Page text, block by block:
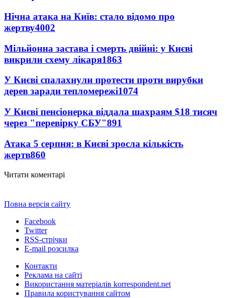
Нічна атака на Київ: стало відомо про
жертву4002
Мільйонна застава і смерть двійні: у Києві
викрили схему лікаря1863
У Києві спалахнули протести проти вирубки
дерев заради тепломережі1074
У Києві пенсіонерка віддала шахраям $18 тисяч
через "перевірку СБУ"891
Атака 5 серпня: в Києві зросла кількість
жертв860
Читати коментарі
Повна версія сайту
Facebook
Twitter
RSS-стрічки
E-mail розсилка
Контакти
Реклама на сайті
Використання матеріалів korrespondent.net
Правила користування сайтом